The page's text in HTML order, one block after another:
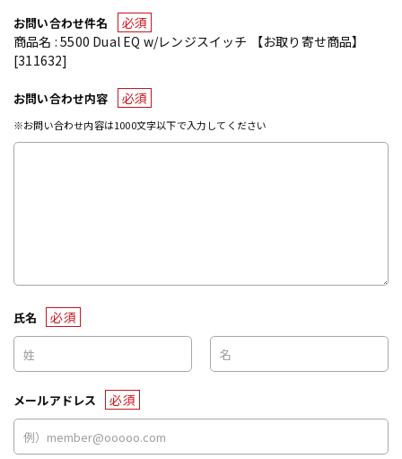
お問い合わせ件名
必須
商品名 : 5500 Dual EQ w/レンジスイッチ 【お取り寄せ商品】
[311632]
お問い合わせ内容 必須
※お問い合わせ内容は1000文字以下で入力してください
氏名 必須
メールアドレス 必須